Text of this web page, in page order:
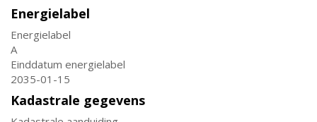
Energielabel
Energielabel
A
Einddatum energielabel
2035-01-15
Kadastrale gegevens